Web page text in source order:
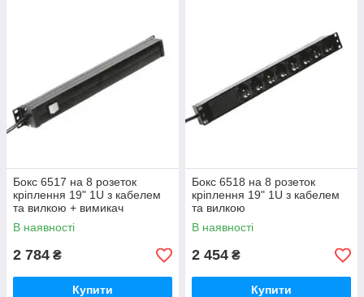
Бокс 6517 на 8 розеток
кріплення 19" 1U з кабелем
та вилкою + вимикач
В наявності
2 784 ₴
Купити
Бокс 6518 на 8 розеток
кріплення 19" 1U з кабелем
та вилкою
В наявності
2 454 ₴
Купити